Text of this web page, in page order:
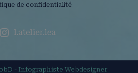
de confidentialité
l.atelier.lea
- Infographiste Webdesigner